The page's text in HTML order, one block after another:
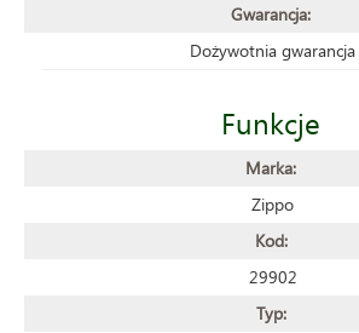
Gwarancja:
Dożywotnia gwarancja
Funkcje
Marka:
Zippo
Kod:
29902
Typ: